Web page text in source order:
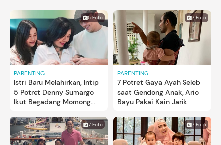
5 Foto
PARENTING
Istri Baru Melahirkan, Intip
5 Potret Denny Sumargo
Ikut Begadang Momong
7 Foto
PARENTING
7 Potret Gaya Ayah Seleb
saat Gendong Anak, Ario
Bayu Pakai Kain Jarik
7 Foto 7 Foto